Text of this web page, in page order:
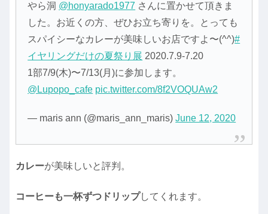
やら洞 @honyarado1977 さんに置かせて頂きま
した。お近くの方、ぜひお立ち寄りを。とっても
スパイシーなカレーが美味しいお店ですよ〜(^^)#
イヤリングだけの夏祭り展 2020.7.9-7.20
1部7/9(木)〜7/13(月)に参加します。
@Lupopo_cafe pic.twitter.com/8f2VOQUAw2
— maris ann (@maris_ann_maris)June 12, 2020
カレーが美味しいと評判。
コーヒーも一杯ずつドリップしてくれます。